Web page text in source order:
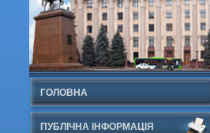
ГОЛОВНА
ПУБЛІЧНА ІНФОРМАЦІЯ